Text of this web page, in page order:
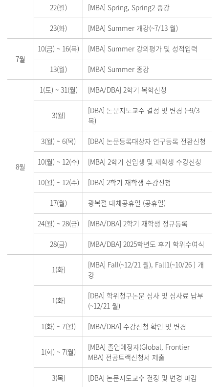
22(월) [MBA] Spring, Spring2 종강
23(화) [MBA] Summer 개강(~7/13 월)
7월
10(금) ~ 16(목) [MBA] Summer 강의평가 및 성적입력
13(월) [MBA] Summer 종강
8월
1(토) ~31(월) [MBA/DBA] 2학기 복학신청
3(월)
[DBA] 논문지도교수 결정 및 변경 (~9/3
목)
3(월) ~ 6(목) [DBA] 논문등록대상자 연구등록 전환신청
10(월) ~ 12(수) [MBA] 2학기 신입생 및 재학생 수강신청
10(월) ~ 12(수) [DBA] 2학기 재학생 수강신청
17(월) 광복절 대체공휴일 (공휴일)
24(월) ~ 28(금) [MBA/DBA] 2학기 재학생 정규등록
28(금) [MBA/DBA] 2025학년도 후기 학위수여식
1(화)
[MBA] Fall(~12/21 월), Fall1(~10/26 ) 개
강
1(화)
[DBA] 학위청구논문 심사 및 심사료 납부
(~12/21 월)
1(화) ~ 7(월) [MBA/DBA] 수강신청 확인 및 변경
1(화) ~ 7(월)
[MBA] 졸업예정자(Global, Frontier
MBA) 전공트랙신청서 제출
3(목) [DBA] 논문지도교수 결정 및 변경 마감